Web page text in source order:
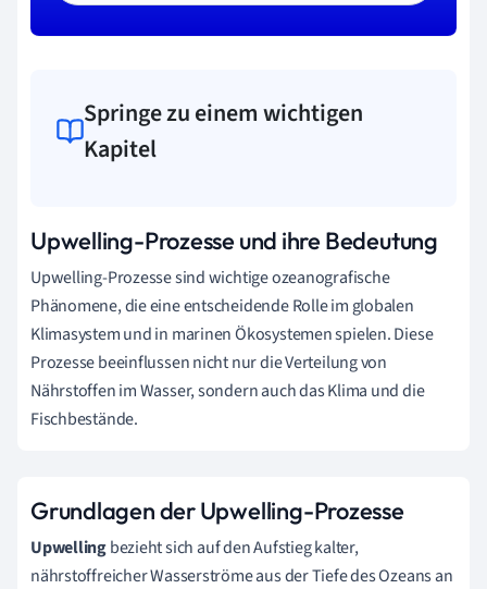
Springe zu einem wichtigen
Kapitel
Upwelling-Prozesse und ihre Bedeutung
Upwelling-Prozesse sind wichtige ozeanografische
Phänomene, die eine entscheidende Rolle im globalen
Klimasystem und in marinen Ökosystemen spielen. Diese
Prozesse beeinflussen nicht nur die Verteilung von
Nährstoffen im Wasser, sondern auch das Klima und die
Fischbestände.
Grundlagen der Upwelling-Prozesse
Upwellingbezieht sich auf den Aufstieg kalter,
nährstoffreicher Wasserströme aus der Tiefe des Ozeans an